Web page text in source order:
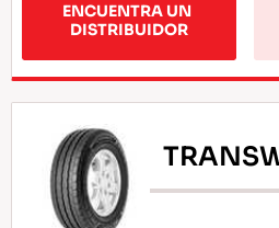
ENCUENTRA UN
DISTRIBUIDOR